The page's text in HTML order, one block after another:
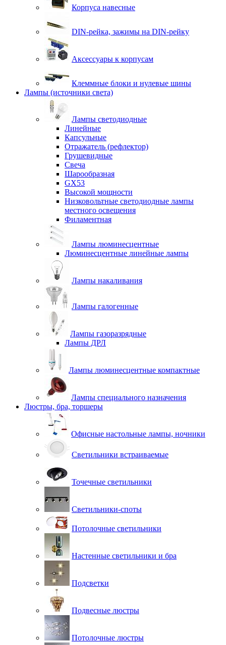
Корпуса навесные
DIN-рейка, зажимы на DIN-рейку
Аксессуары к корпусам
Клеммные блоки и нулевые шины
Лампы (источники света)
Лампы светодиодные
Линейные
Капсульные
Отражатель (рефлектор)
Грушевидные
Свеча
Шарообразная
GX53
Высокой мощности
Низковольтные светодиодные лампы
местного освещения
Филаментная
Лампы люминесцентные
Люминесцентные линейные лампы
Лампы накаливания
Лампы галогенные
Лампы газоразрядные
Лампы ДРЛ
Лампы люминесцентные компактные
Лампы специального назначения
Люстры, бра, торшеры
Офисные настольные лампы, ночники
Светильники встраиваемые
Точечные светильники
Светильники-споты
Потолочные светильники
Настенные светильники и бра
Подсветки
Подвесные люстры
Потолочные люстры